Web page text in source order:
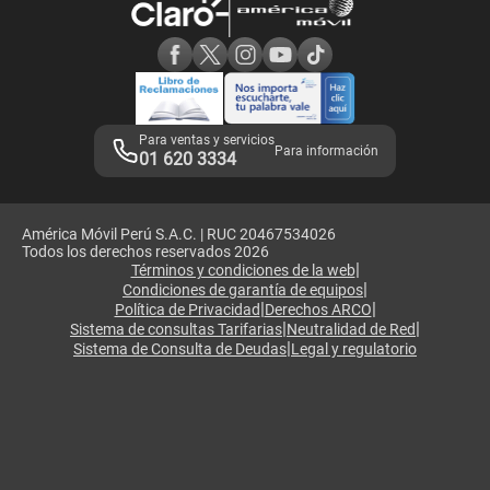
Adquirientes iPhone 6, 6S y SE
Mensaje de Seguridad
Términos y Condiciones de Tienda Claro
Libro de Reclamaciones
Legales de marketplace
Para ventas y servicios
01 620 3334 Para información
América Móvil Perú S.A.C. | RUC 20467534026
Todos los derechos reservados 2026
Términos y condiciones de la web|
Condiciones de garantía de equipos|
Política de Privacidad|Derechos ARCO|
Sistema de consultas Tarifarias|Neutralidad de Red|
Sistema de Consulta de Deudas|Legal y regulatorio